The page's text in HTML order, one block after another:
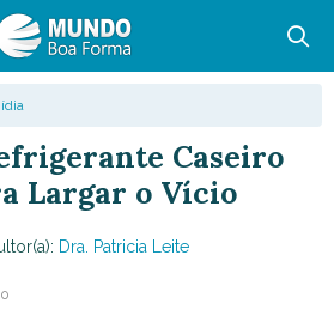
Caseiro
Largar o Vício
Dra. Patricia Leite